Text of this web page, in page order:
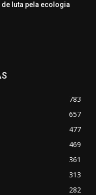
de luta pela ecologia
783
657
477
469
361
313
282